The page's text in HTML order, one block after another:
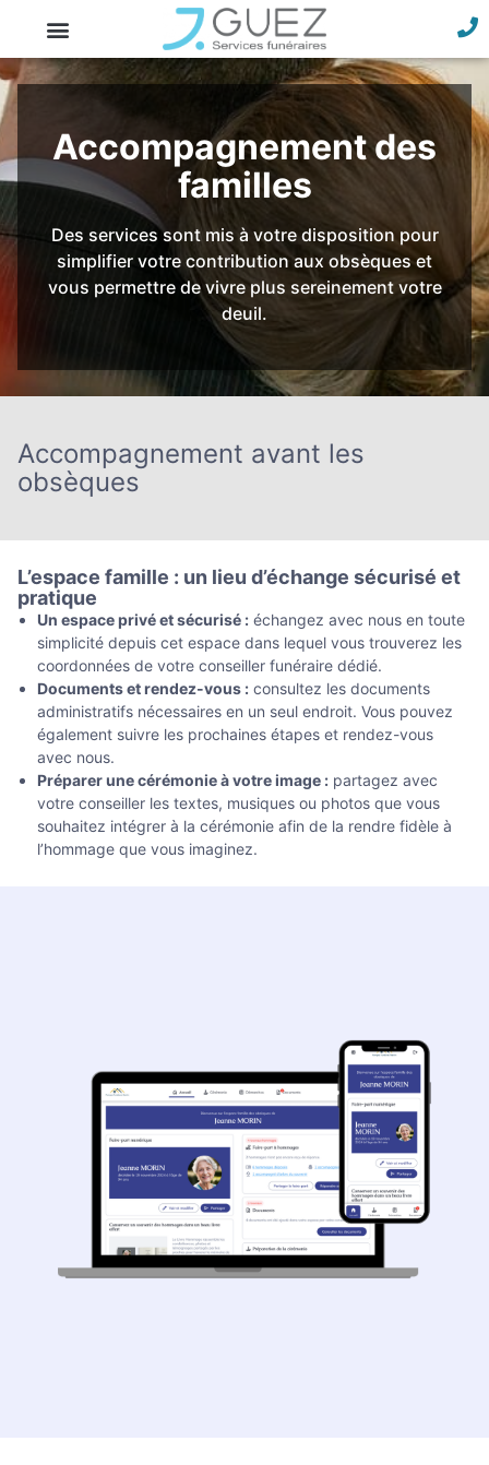
Accompagnement des
familles
Des services sont mis à votre disposition pour
simplifier votre contribution aux obsèques et
vous permettre de vivre plus sereinement votre
deuil.
Accompagnement avant les
obsèques
L’espace famille : un lieu d’échange sécurisé et
pratique
Un espace privé et sécurisé : échangez avec nous en toute
simplicité depuis cet espace dans lequel vous trouverez les
coordonnées de votre conseiller funéraire dédié.
Documents et rendez-vous : consultez les documents
administratifs nécessaires en un seul endroit. Vous pouvez
également suivre les prochaines étapes et rendez-vous
avec nous.
Préparer une cérémonie à votre image : partagez avec
votre conseiller les textes, musiques ou photos que vous
souhaitez intégrer à la cérémonie afin de la rendre fidèle à
l’hommage que vous imaginez.